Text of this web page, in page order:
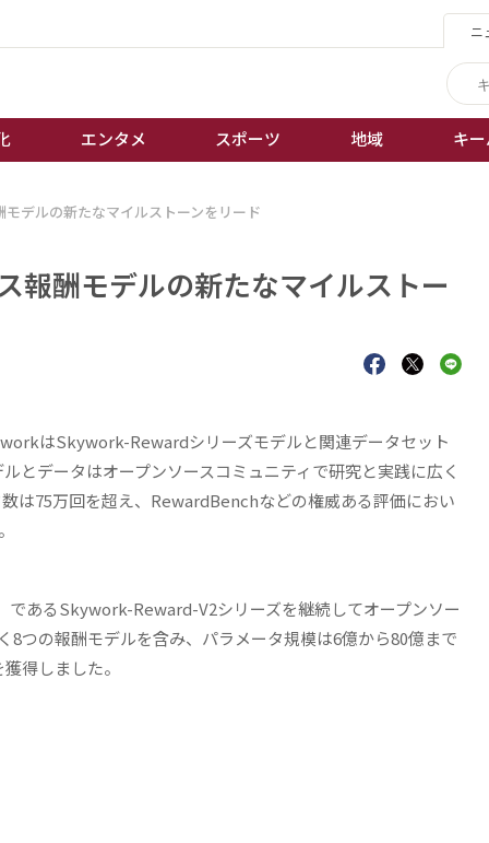
ニ
エンタメ スポーツ 地域 キ
ス
誰もが輝いて働く社会へ
オートレース
デルの新たなマイルストーンをリード
酬モデルの新たなマイルストー
はSkywork-Rewardシリーズモデルと関連データセット
とデータはオープンソースコミュニティで研究と実践に広く
は75万回を超え、RewardBenchなどの権威ある評価におい
あるSkywork-Reward-V2シリーズを継続してオープンソー
つの報酬モデルを含み、パラメータ規模は6億から80億まで
得しました。